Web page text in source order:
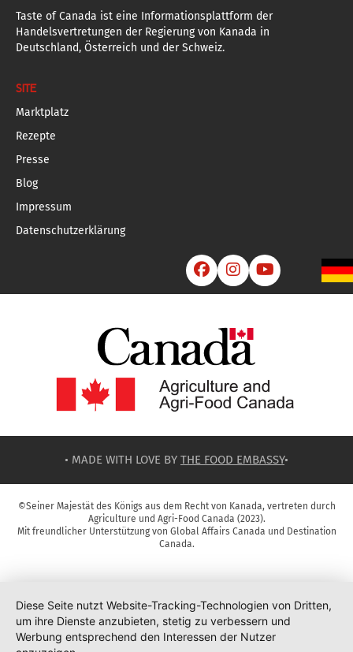
Taste of Canada ist eine Informationsplattform der
Handelsvertretungen der Regierung von Kanada in
Deutschland, Österreich und der Schweiz.
SITE
Marktplatz
Rezepte
Presse
Blog
Impressum
Datenschutzerklärung
  
• MADE WITH LOVE BY THE FOOD EMBASSY•
©Seiner Majestät des Königs aus dem Recht von Kanada, vertreten durch
Agriculture und Agri-Food Canada (2023).
Mit freundlicher Unterstützung von Global Affairs Canada und Destination
Canada.
Diese Seite nutzt Website-Tracking-Technologien von Dritten,
um ihre Dienste anzubieten, stetig zu verbessern und
Werbung entsprechend den Interessen der Nutzer